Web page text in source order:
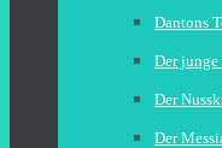
Dantons
Der
Der
Der